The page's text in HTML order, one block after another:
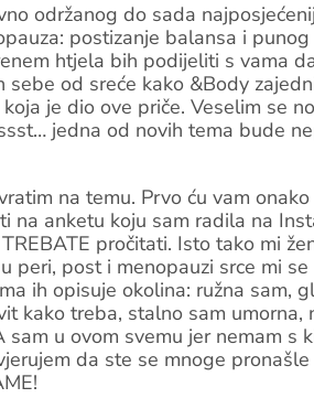
održanog do sada
postizanje balansa i
htjela bih podijeliti s vama
sebe od sreće kako &Body
je dio ove priče. Veselim se
jedna od novih tema bude
na temu. Prvo ću vam
na anketu koju sam radila na
pročitati. Isto tako mi
peri, post i menopauzi srce mi
ih opisuje okolina: ružna sam,
kako treba, stalno sam
sam u ovom svemu jer nemam
da ste se mnoge